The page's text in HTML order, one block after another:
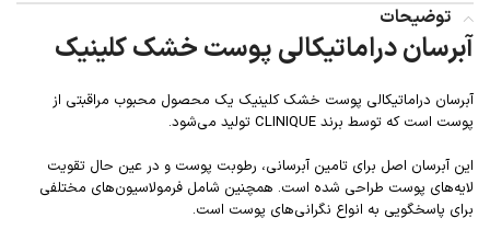
توضیحات
آبرسان دراماتیکالی پوست خشک کلینیک
آبرسان دراماتیکالی پوست خشک کلینیک یک محصول محبوب مراقبتی از
پوست است که توسط برند CLINIQUE تولید می‌شود.
این آبرسان اصل برای تامین آبرسانی، رطوبت پوست و در عین حال تقویت
لایه‌های پوست طراحی شده است. همچنین شامل فرمولاسیون‌های مختلفی
برای پاسخگویی به انواع نگرانی‌های پوست است.